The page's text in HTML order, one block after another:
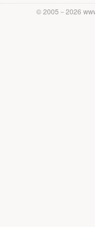
© 2005－ 2026